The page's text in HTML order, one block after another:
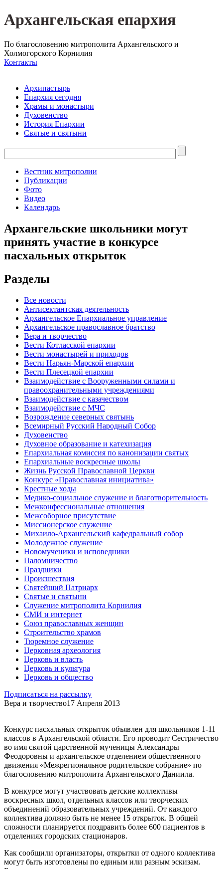
Архангельская епархия
По благословению митрополита Архангельского и
Холмогорского Корнилия
Контакты
Архипастырь
Епархия сегодня
Храмы и монастыри
Духовенство
История Епархии
Святые и святыни
Вестник митрополии
Публикации
Фото
Видео
Календарь
Архангельские школьники могут
принять участие в конкурсе
пасхальных открыток
Разделы
Все новости
Антисектантская деятельность
Архангельское Епархиальное управление
Архангельское православное братство
Вера и творчество
Вести Котласской епархии
Вести монастырей и приходов
Вести Нарьян-Марской епархии
Вести Плесецкой епархии
Взаимодействие с Вооруженными силами и
правоохранительными учреждениями
Взаимодействие с казачеством
Взаимодействие с МЧС
Возрождение северных святынь
Всемирный Русский Народный Собор
Духовенство
Духовное образование и катехизация
Епархиальная комиссия по канонизации святых
Епархиальные воскресные школы
Жизнь Русской Православной Церкви
Конкурс «Православная инициатива»
Крестные ходы
Медико-социальное служение и благотворительность
Межконфессиональные отношения
Межсоборное присутствие
Миссионерское служение
Михаило-Архангельский кафедральный собор
Молодежное служение
Новомученики и исповедники
Паломничество
Праздники
Происшествия
Святейший Патриарх
Святые и святыни
Служение митрополита Корнилия
СМИ и интернет
Союз православных женщин
Строительство храмов
Тюремное служение
Церковная археология
Церковь и власть
Церковь и культура
Церковь и общество
Подписаться на рассылку
Вера и творчество17 Апреля 2013
Конкурс пасхальных открыток объявлен для школьников 1-11
классов в Архангельской области. Его проводит Сестричество
во имя святой царственной мученицы Александры
Феодоровны и архангельское отделением общественного
движения «Межрегиональное родительское собрание» по
благословению митрополита Архангельского Даниила.
В конкурсе могут участвовать детские коллективы
воскресных школ, отдельных классов или творческих
объединений образовательных учреждений. От каждого
коллектива должно быть не менее 15 открыток. В общей
сложности планируется поздравить более 600 пациентов в
отделениях городских стационаров.
Как сообщили организаторы, открытки от одного коллектива
могут быть изготовлены по единым или разным эскизам.